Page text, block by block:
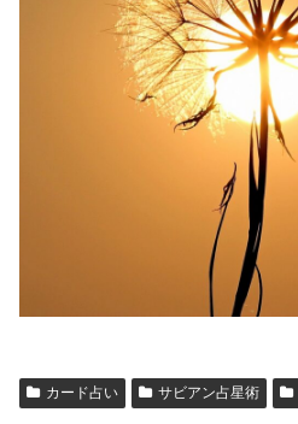
カード占い サビアン占星術